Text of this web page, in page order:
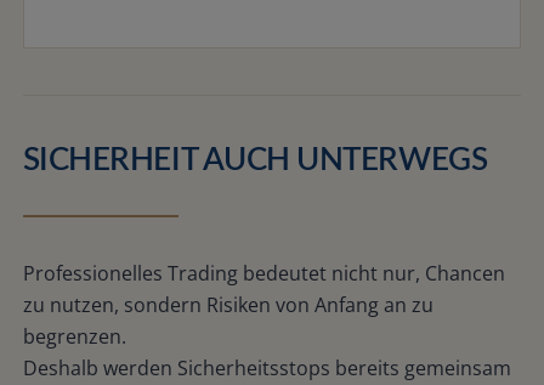
SICHERHEIT AUCH UNTERWEGS
Professionelles Trading bedeutet nicht nur, Chancen
zu nutzen, sondern Risiken von Anfang an zu
begrenzen.
Deshalb werden Sicherheitsstops bereits gemeinsam